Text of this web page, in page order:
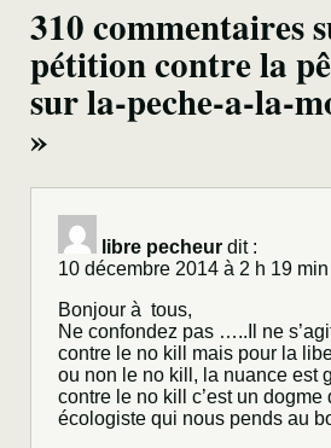
310 commentaires
pétition contre la
sur la-peche-a-la-
»
libre pecheur dit :
10 décembre 2014 à 2 h 19 min
Bonjour à tous,
Ne confondez pas …..Il ne
contre le no kill mais pour la
ou non le no kill, la nuance est
contre le no kill c’est un dogme
écologiste qui nous pends au